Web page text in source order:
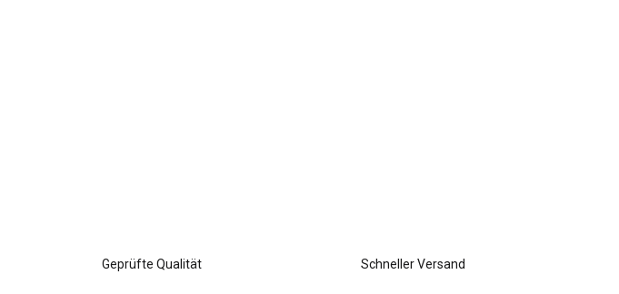
Geprüfte Qualität Schneller Versand